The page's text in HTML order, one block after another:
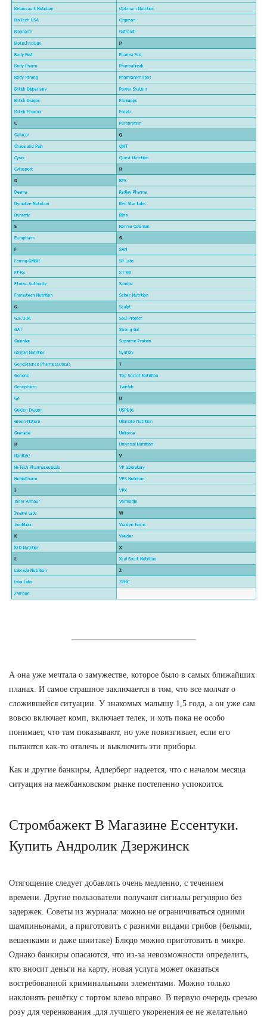
А она уже мечтала о замужестве, которое было в самых ближайших
планах. И самое страшное заключается в том, что все молчат о
сложившейся ситуации. У знакомых малышу 1,5 года, а он уже сам
вовсю включает комп, включает телек, и хоть пока не особо
понимает, что там показывают, но уже повизгивает, если его
пытаются как-то отвлечь и выключить эти приборы.
Как и другие банкиры, Адлерберг надеется, что с началом месяца
ситуация на межбанковском рынке постепенно успокоится.
Стромбажект В Магазине Ессентуки.
Купить Андролик Дзержинск
Отягощение следует добавлять очень медленно, с течением
времени. Другие пользователи получают сигналы регулярно без
задержек. Советы из журнала: можно не ограничиваться одними
шампиньонами, а приготовить с разними видами грибов (белыми,
вешенками и даже шиитаке) Блюдо можно приготовить в микре.
Однако банкиры опасаются, что из-за невозможности определить,
кто вносит деньги на карту, новая услуга может оказаться
востребованной криминальными элементами. Можно только
наклонять решётку с тортом влево вправо. В первую очередь срезаю
розу для черенкования ,для лучшего укоренения ее не желательно